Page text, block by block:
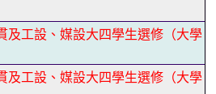
及工設、媒設大四學生選修（大學
及工設、媒設大四學生選修（大學